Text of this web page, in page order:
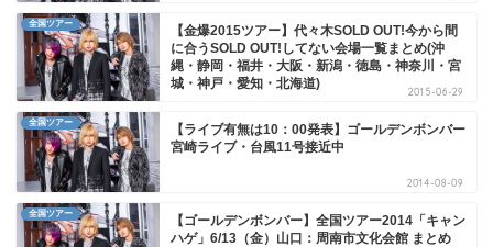
全国ツアー
【金爆2015ツアー】代々木SOLD OUT!今から間
に合うSOLD OUT!してない会場一覧まとめ(沖
縄・静岡・福井・大阪・新潟・徳島・神奈川・宮
城・神戸・愛知・北海道)
2015-06-29
全国ツアー
【ライブ有無は10：00発表】ゴールデンボンバー
宮崎ライブ・台風11号接近中
2014-08-09
全国ツアー
【ゴールデンボンバー】全国ツアー2014「キャン
ハゲ」6/13（金）山口：周南市文化会館 まとめ